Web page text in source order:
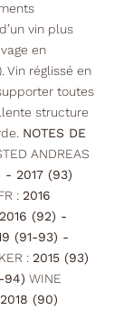
vin plus
en
Vin réglissé en
toutes
structure
NOTES DE
ANDREAS
- 2017 (93)
: 2016
2016 (92) -
(91-93) -
: 2015 (93)
94) WINE
(90)